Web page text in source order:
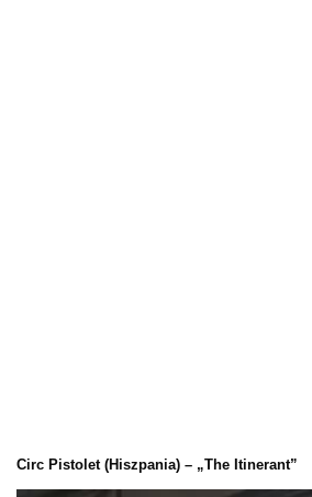
Circ Pistolet (Hiszpania) – „The Itinerant”